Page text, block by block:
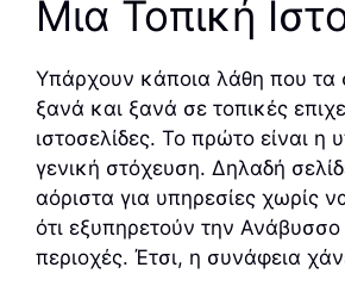
Μια Τοπική
Υπάρχουν κάποια λάθη που τα
ξανά και ξανά σε τοπικές
ιστοσελίδες. Το πρώτο είναι η
γενική στόχευση. Δηλαδή
αόριστα για υπηρεσίες χωρίς
ότι εξυπηρετούν την Ανάβυσσο
περιοχές. Έτσι, η συνάφεια